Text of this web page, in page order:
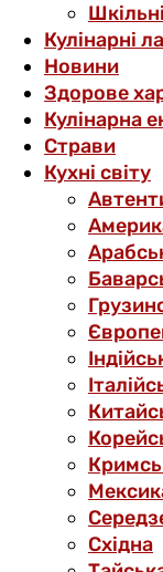
Кулінарні
Новини
Здорове
Кулінарна
Страви
Кухні світу
Східна